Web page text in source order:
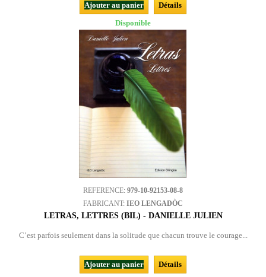
Ajouter au panier
Détails
Disponible
REFERENCE: 979-10-92153-08-8
FABRICANT: IEO LENGADÒC
LETRAS, LETTRES (BIL) - DANIELLE JULIEN
C’est parfois seulement dans la solitude que chacun trouve le courage...
Ajouter au panier
Détails